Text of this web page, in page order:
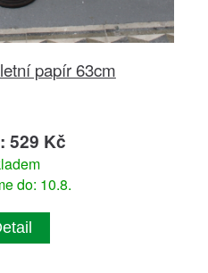
papír 63cm
529 Kč
do: 10.8.